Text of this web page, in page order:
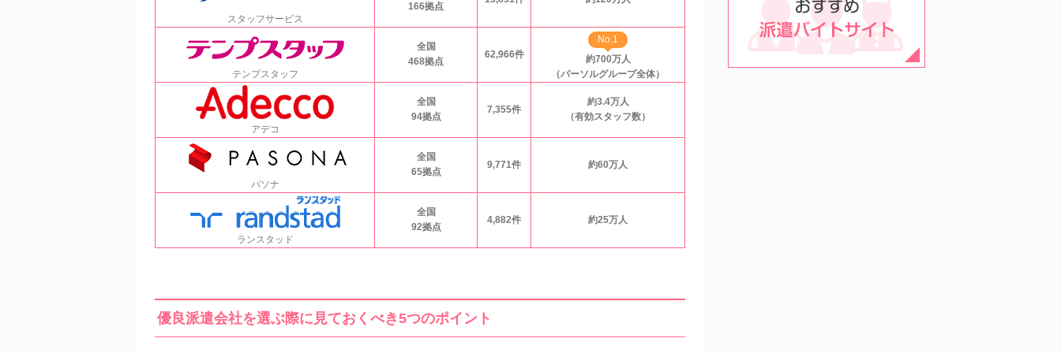
スタッフサービス
166拠点
テンプスタッフ
全国
468拠点
62,966件
No.1
約700万人
（パーソルグループ全体）
アデコ
全国
94拠点
7,355件
約3.4万人
（有効スタッフ数）
パソナ
全国
65拠点
9,771件 約60万人
ランスタッド
全国
92拠点
4,882件 約25万人
優良派遣会社を選ぶ際に見ておくべき5つのポイント